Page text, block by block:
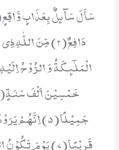
الْمَلٰٓىٕكَةُ وَ الرُّوْحُ